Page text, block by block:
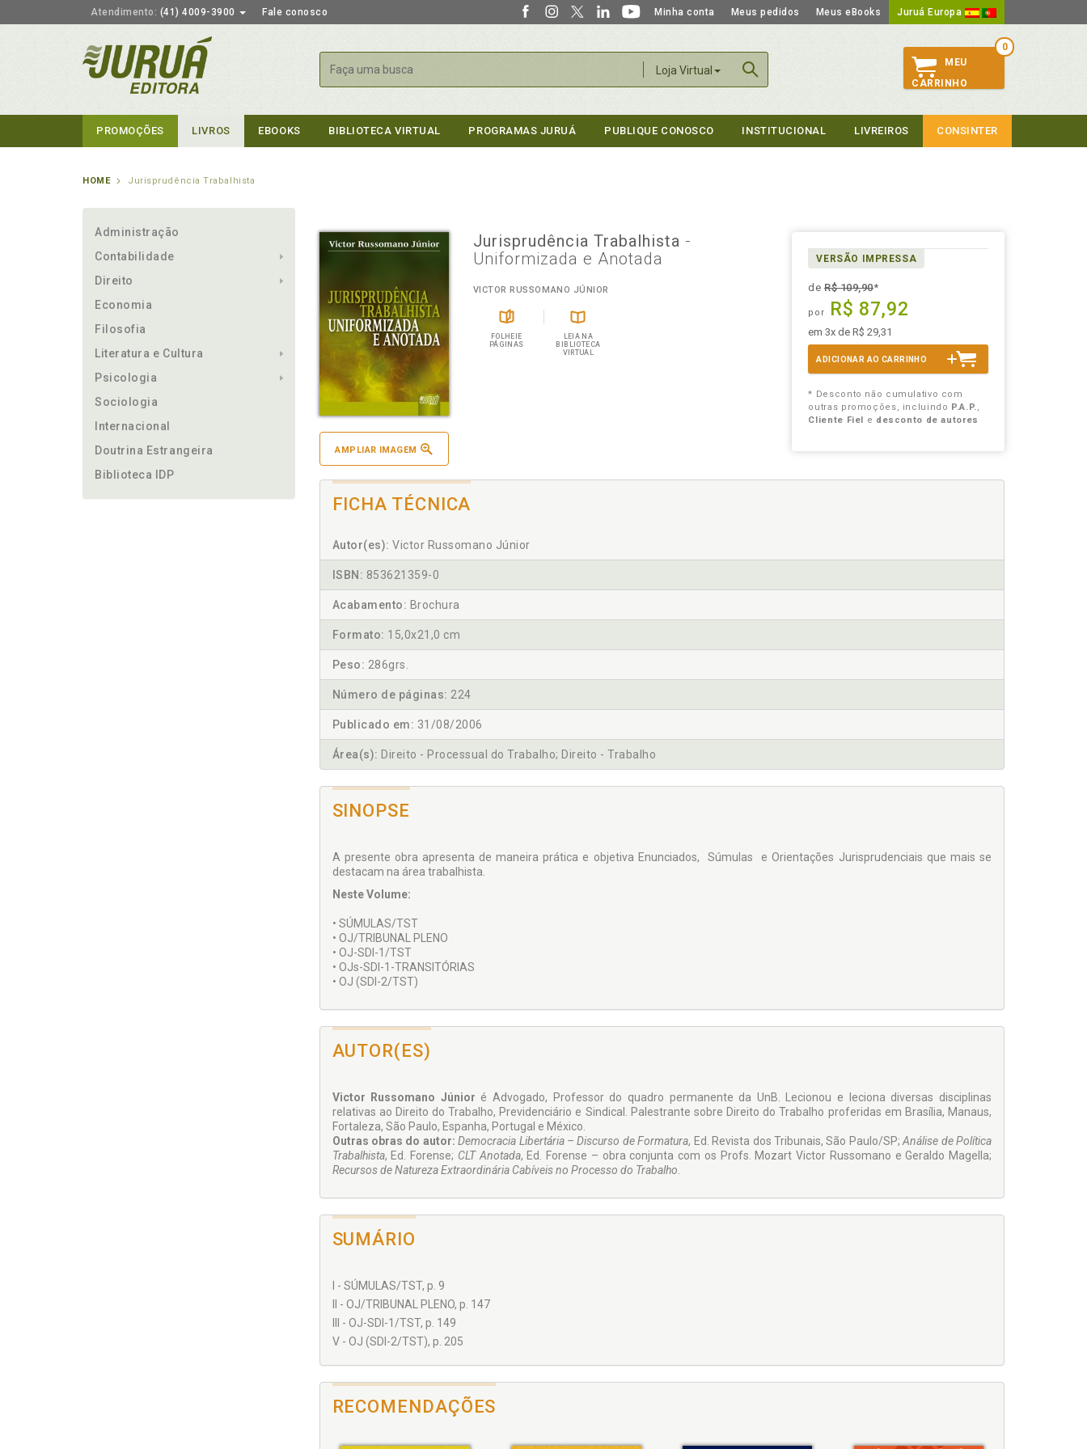
Atendimento: (41) 4009-3900 Fale conosco Minha conta Meus pedidos Meus eBooks Juruá Europa
Loja Virtual
Buscar
0
MEU
CARRINHO
PROMOÇÕES LIVROS EBOOKS BIBLIOTECA VIRTUAL PROGRAMAS JURUÁ PUBLIQUE CONOSCO INSTITUCIONAL LIVREIROS CONSINTER
HOME Jurisprudência Trabalhista
Administração
Contabilidade
Direito
Economia
Filosofia
Literatura e Cultura
Psicologia
Sociologia
Internacional
Doutrina Estrangeira
Biblioteca IDP
AMPLIAR IMAGEM
Jurisprudência Trabalhista -
Uniformizada e Anotada
VICTOR RUSSOMANO JÚNIOR
FOLHEIE
PÁGINAS
LEIA NA
BIBLIOTECA
VIRTUAL
VERSÃO IMPRESSA
deR$ 109,90*
por R$ 87,92
em 3x de R$ 29,31
ADICIONAR AO CARRINHO
* Desconto não cumulativo com
outras promoções, incluindo P.A.P.,
Cliente Fiel e desconto de autores
FICHA TÉCNICA
Autor(es): Victor Russomano Júnior
ISBN: 853621359-0
Acabamento: Brochura
Formato: 15,0x21,0 cm
Peso: 286grs.
Número de páginas: 224
Publicado em: 31/08/2006
Área(s): Direito - Processual do Trabalho; Direito - Trabalho
SINOPSE
A presente obra apresenta de maneira prática e objetiva Enunciados, Súmulas e Orientações Jurisprudenciais que mais se
destacam na área trabalhista.
Neste Volume:
• SÚMULAS/TST
• OJ/TRIBUNAL PLENO
• OJ-SDI-1/TST
• OJs-SDI-1-TRANSITÓRIAS
• OJ (SDI-2/TST)
AUTOR(ES)
Victor Russomano Júnior é Advogado, Professor do quadro permanente da UnB. Lecionou e leciona diversas disciplinas
relativas ao Direito do Trabalho, Previdenciário e Sindical. Palestrante sobre Direito do Trabalho proferidas em Brasília, Manaus,
Fortaleza, São Paulo, Espanha, Portugal e México.
Outras obras do autor: Democracia Libertária – Discurso de Formatura, Ed. Revista dos Tribunais, São Paulo/SP;Análise de Política
Trabalhista, Ed. Forense; CLT Anotada, Ed. Forense – obra conjunta com os Profs. Mozart Victor Russomano e Geraldo Magella;
Recursos de Natureza Extraordinária Cabíveis no Processo do Trabalho
SUMÁRIO
I - SÚMULAS/TST, p. 9
II - OJ/TRIBUNAL PLENO, p. 147
III - OJ-SDI-1/TST, p. 149
V - OJ (SDI-2/TST), p. 205
RECOMENDAÇÕES